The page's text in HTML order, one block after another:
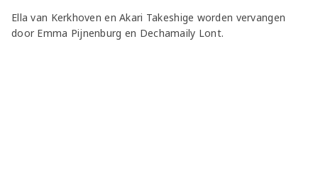
Ella van Kerkhoven en Akari Takeshige worden vervangen
door Emma Pijnenburg en Dechamaily Lont.